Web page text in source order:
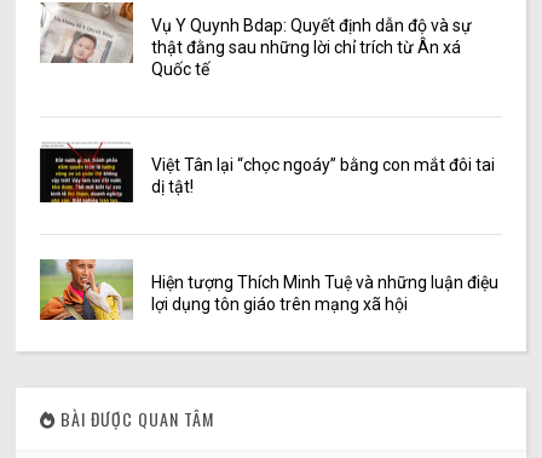
Vụ Y Quynh Bdap: Quyết định dẫn độ và sự
thật đằng sau những lời chỉ trích từ Ân xá
Quốc tế
Việt Tân lại “chọc ngoáy” bằng con mắt đôi tai
dị tật!
Hiện tượng Thích Minh Tuệ và những luận điệu
lợi dụng tôn giáo trên mạng xã hội
BÀI ĐƯỢC QUAN TÂM